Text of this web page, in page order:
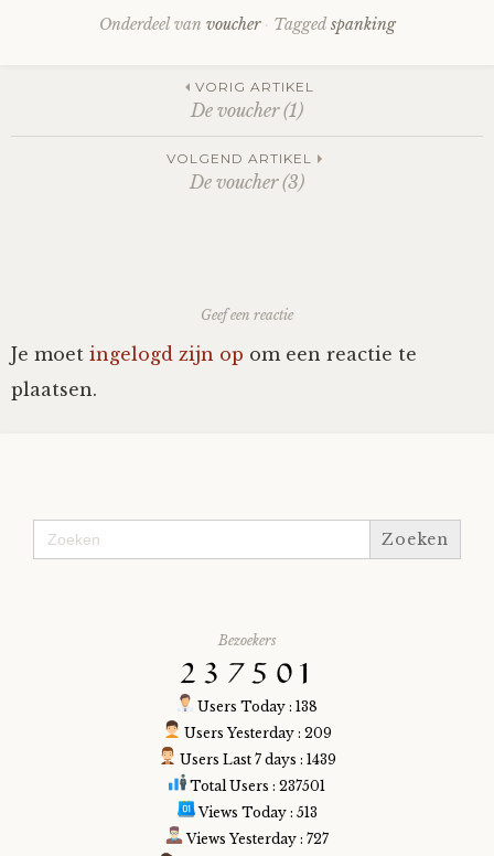
Onderdeel van voucher Tagged spanking
navigation
VORIG ARTIKEL
De voucher (1)
VOLGEND ARTIKEL
De voucher (3)
Geef een reactie
Je moet ingelogd zijn op om een reactie te
plaatsen.
Zoek
naar:
Bezoekers
Users Today : 138
Users Yesterday : 209
Users Last 7 days : 1439
Total Users : 237501
Views Today : 513
Views Yesterday : 727